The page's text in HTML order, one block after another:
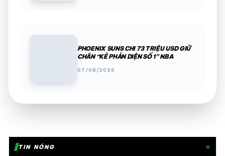
PHOENIX SUNS CHI 73 TRIỆU USD GIỮ
CHÂN “KẺ PHẢN DIỆN SỐ 1” NBA
07/08/2026
TIN NÓNG